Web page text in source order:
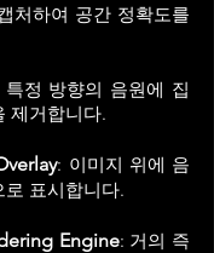
처하여 공간 정확도를
특정 방향의 음원에 집
제거합니다.
: 이미지 위에 음
표시합니다.
Engine: 거의 즉